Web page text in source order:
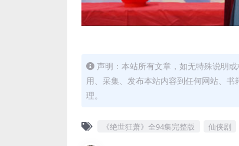
声明：本站所有文章，如无特殊说明
用、采集、发布本站内容到任何网站、
理。
《绝世狂萧》全94集完整版 仙侠剧